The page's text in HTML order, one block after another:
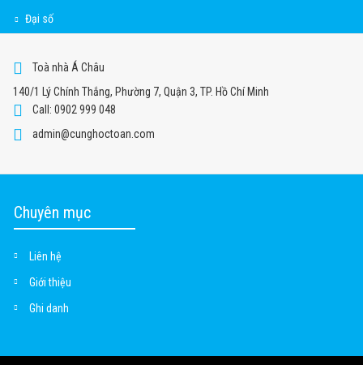
Đại số
Toà nhà Á Châu
140/1 Lý Chính Thắng, Phường 7, Quận 3, TP. Hồ Chí Minh
Call: 0902 999 048
admin@cunghoctoan.com
Chuyên mục
Liên hệ
Giới thiệu
Ghi danh